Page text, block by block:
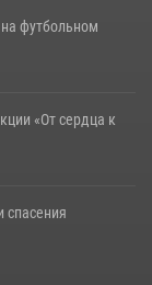
футбольном
«От сердца к
спасения